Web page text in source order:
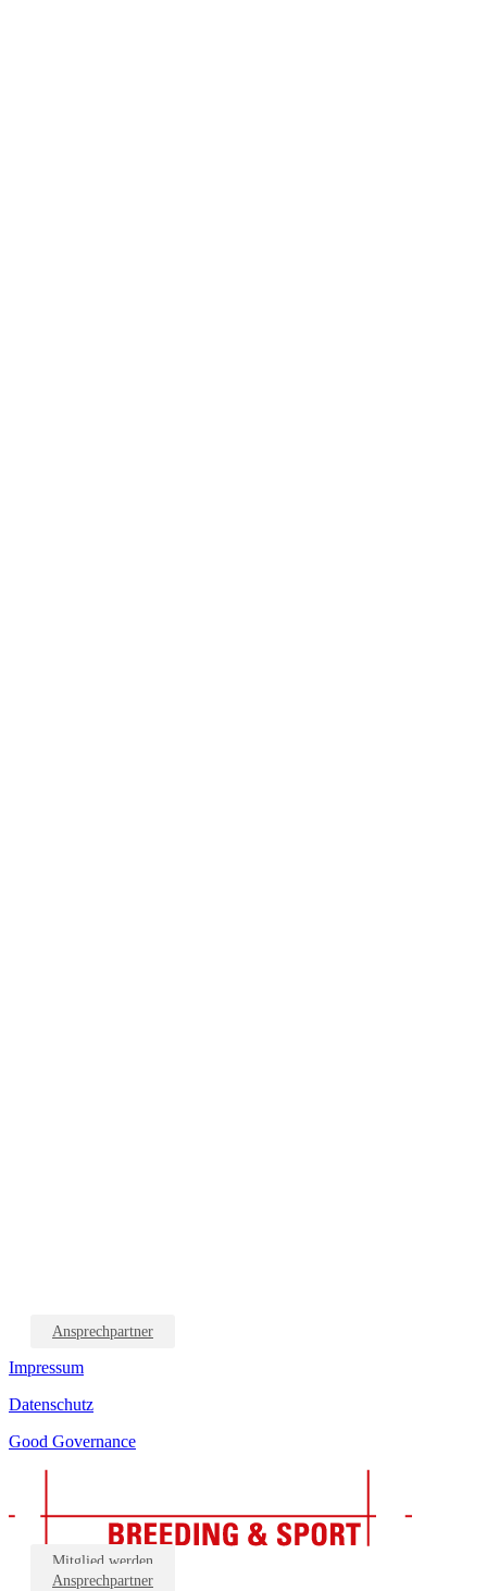
Ansprechpartner
Impressum
Datenschutz
Good Governance
Mitglied werden
Ansprechpartner